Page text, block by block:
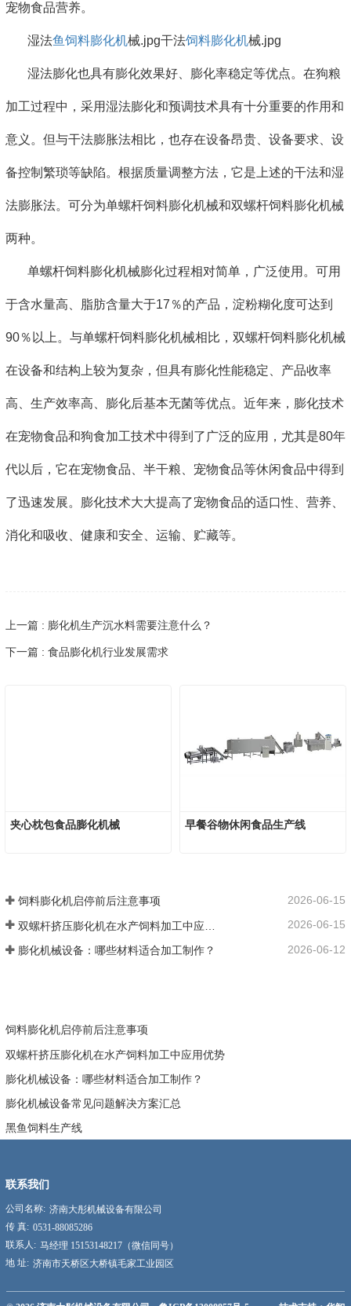
宠物食品营养。
湿法鱼饲料膨化机械.jpg干法饲料膨化机械.jpg
湿法膨化也具有膨化效果好、膨化率稳定等优点。在狗粮
加工过程中，采用湿法膨化和预调技术具有十分重要的作用和
意义。但与干法膨胀法相比，也存在设备昂贵、设备要求、设
备控制繁琐等缺陷。根据质量调整方法，它是上述的干法和湿
法膨胀法。可分为单螺杆饲料膨化机械和双螺杆饲料膨化机械
两种。
单螺杆饲料膨化机械膨化过程相对简单，广泛使用。可用
于含水量高、脂肪含量大于17％的产品，淀粉糊化度可达到
90％以上。与单螺杆饲料膨化机械相比，双螺杆饲料膨化机械
在设备和结构上较为复杂，但具有膨化性能稳定、产品收率
高、生产效率高、膨化后基本无菌等优点。近年来，膨化技术
在宠物食品和狗食加工技术中得到了广泛的应用，尤其是80年
代以后，它在宠物食品、半干粮、宠物食品等休闲食品中得到
了迅速发展。膨化技术大大提高了宠物食品的适口性、营养、
消化和吸收、健康和安全、运输、贮藏等。
上一篇 : 膨化机生产沉水料需要注意什么？
下一篇 : 食品膨化机行业发展需求
夹心枕包食品膨化机械 早餐谷物休闲食品生产线
饲料膨化机启停前后注意事项 2026-06-15
2026-06-15
膨化机械设备：哪些材料适合加工制作？ 2026-06-12
饲料膨化机启停前后注意事项
双螺杆挤压膨化机在水产饲料加工中应用优势
膨化机械设备：哪些材料适合加工制作？
膨化机械设备常见问题解决方案汇总
黑鱼饲料生产线
联系我们
公司名称: 济南大彤机械设备有限公司
传 真: 0531-88085286
联系人: 马经理 15153148217（微信同号）
地 址: 济南市天桥区大桥镇毛家工业园区